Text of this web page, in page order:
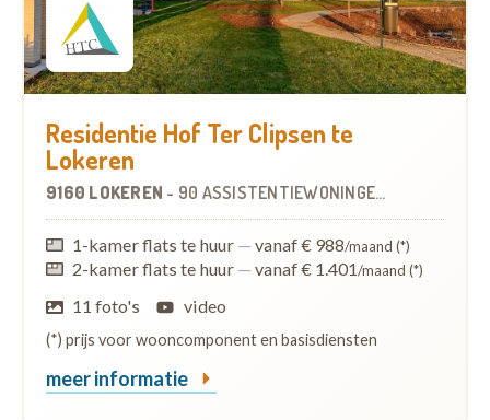
Residentie Hof Ter Clipsen te
Lokeren
9160 LOKEREN - 90 ASSISTENTIEWONINGEN
1-kamer flats te huur — vanaf € 988/maand (*)
2-kamer flats te huur — vanaf € 1.401/maand (*)
11 foto's video
(*) prijs voor wooncomponent en basisdiensten
meer informatie